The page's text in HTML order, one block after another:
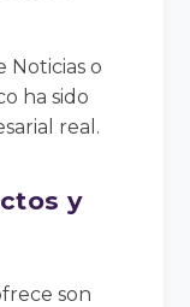
Noticias o
ha sido
real.
y
son